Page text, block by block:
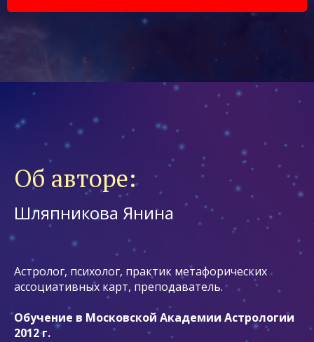
Об авторе:
Шляпникова Янина
Астролог, психолог, практик метафорических
ассоциативных карт, преподаватель.
Обучение в Московской Академии Астрологии
2012 г.